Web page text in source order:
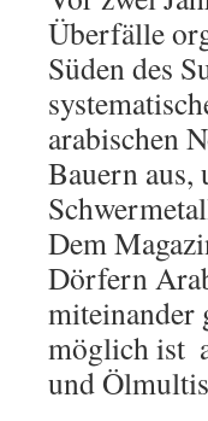
Überfälle
Süden des
arabischen
Bauern aus,
Dem
Dörfern
miteinander
möglich ist
und